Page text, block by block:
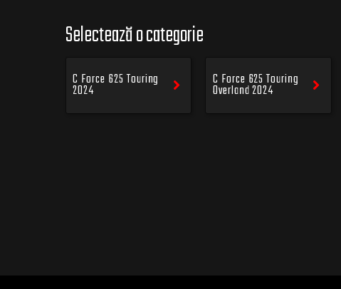
Selectează o categorie
C Force 625 Touring
2024
C Force 625 Touring
Overland 2024